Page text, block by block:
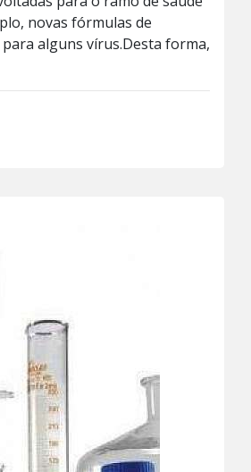
novas fórmulas de
alguns vírus.Desta forma,